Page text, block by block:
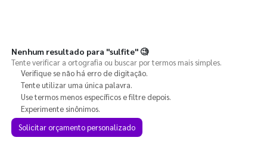
Nenhum resultado para "sulfite"🧐
Tente verificar a ortografia ou buscar por termos mais simples.
Verifique se não há erro de digitação.
Tente utilizar uma única palavra.
Use termos menos específicos e filtre depois.
Experimente sinônimos.
Solicitar orçamento personalizado